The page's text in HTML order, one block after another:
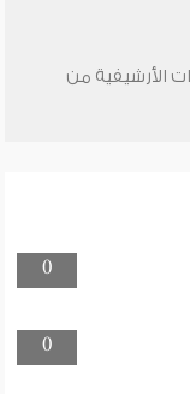
الأرشيفية من
0
0